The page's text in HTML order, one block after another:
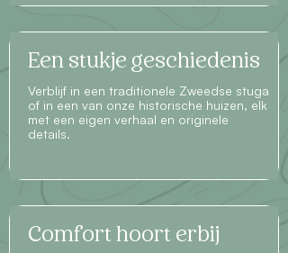
Een stukje geschiedenis
Verblijf in een traditionele Zweedse stuga
of in een van onze historische huizen, elk
met een eigen verhaal en originele
details.
Comfort hoort erbij